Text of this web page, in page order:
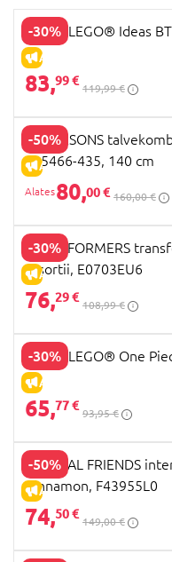
-30%
ALLAHINDLUS
21339 LEGO® Ideas
83,99 €
119,99 €
-50%
ALLAHINDLUS
DIDRIKSONS
505466-435, 140 cm
80,00 € 160,00 €
-30%
ALLAHINDLUS
TRANSFORMERS
assortii, E0703EU6
76,29 €
108,99 €
-30%
ALLAHINDLUS
75638 LEGO® One
65,77 €
93,95 €
-50%
ALLAHINDLUS
FURREAL FRIENDS
Cinnamon, F43955L0
74,50 €
149,00 €